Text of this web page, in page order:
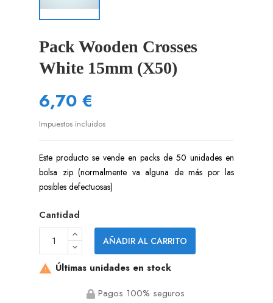
Pack Wooden Crosses
White 15mm (x50)
6,70 €
Impuestos incluidos
Este producto se vende en packs de 50 unidades en
bolsa zip (normalmente va alguna de más por las
posibles defectuosas)
Cantidad
AÑADIR AL CARRITO
 Últimas unidades en stock
Pagos 100% seguros